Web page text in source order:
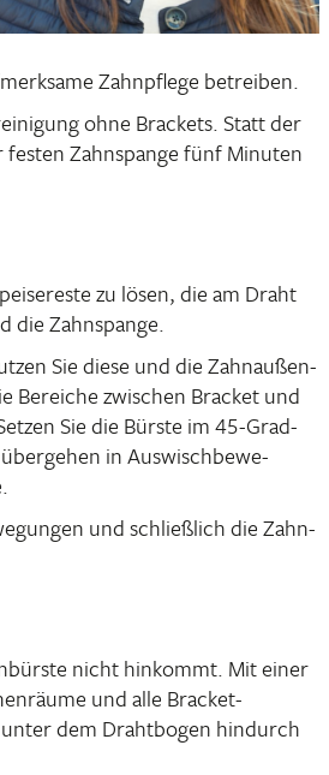
Zahn­pflege betreiben.
ohne Brackets. Statt der
Zahn­spange fünf Minuten
zu lösen, die am Draht
die Zahnspange.
Sie diese und die Zahn­au­ßen­
Bereiche zwischen Bracket und
Sie die Bürste im 45-Grad-
in Auswisch­be­we­
und schließ­lich die Zahn­
nicht hinkommt. Mit einer
und alle Bracket-
dem Draht­bogen hindurch